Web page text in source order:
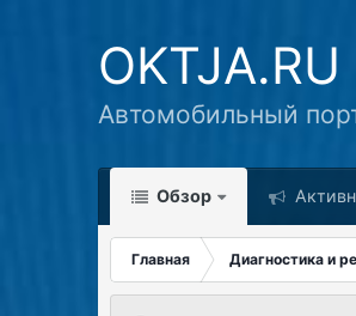
OKTJA.RU
Автомобильный
Обзор
Главная Диагностика и